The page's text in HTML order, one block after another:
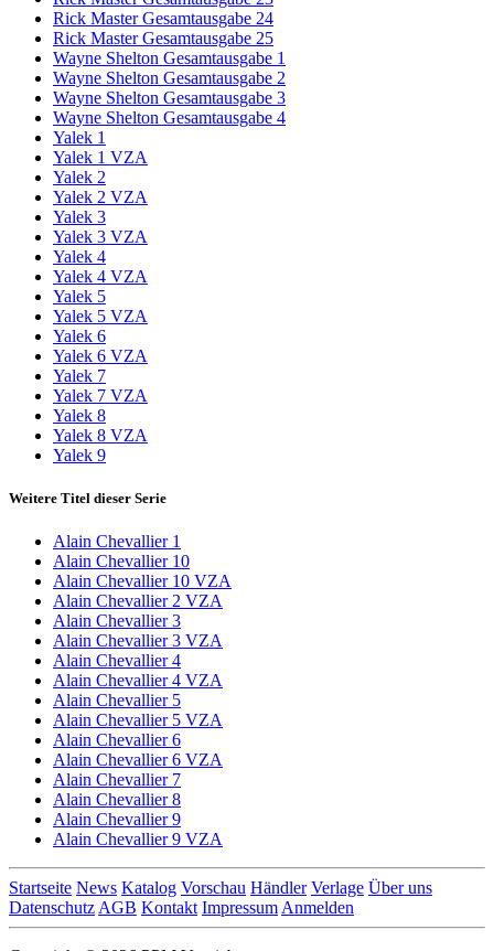
Rick Master Gesamtausgabe 24
Rick Master Gesamtausgabe 25
Wayne Shelton Gesamtausgabe 1
Wayne Shelton Gesamtausgabe 2
Wayne Shelton Gesamtausgabe 3
Wayne Shelton Gesamtausgabe 4
Yalek 1
Yalek 1 VZA
Yalek 2
Yalek 2 VZA
Yalek 3
Yalek 3 VZA
Yalek 4
Yalek 4 VZA
Yalek 5
Yalek 5 VZA
Yalek 6
Yalek 6 VZA
Yalek 7
Yalek 7 VZA
Yalek 8
Yalek 8 VZA
Yalek 9
Weitere Titel dieser Serie
Alain Chevallier 1
Alain Chevallier 10
Alain Chevallier 10 VZA
Alain Chevallier 2 VZA
Alain Chevallier 3
Alain Chevallier 3 VZA
Alain Chevallier 4
Alain Chevallier 4 VZA
Alain Chevallier 5
Alain Chevallier 5 VZA
Alain Chevallier 6
Alain Chevallier 6 VZA
Alain Chevallier 7
Alain Chevallier 8
Alain Chevallier 9
Alain Chevallier 9 VZA
Startseite News Katalog Vorschau Händler Verlage Über uns
Datenschutz AGB Kontakt Impressum Anmelden